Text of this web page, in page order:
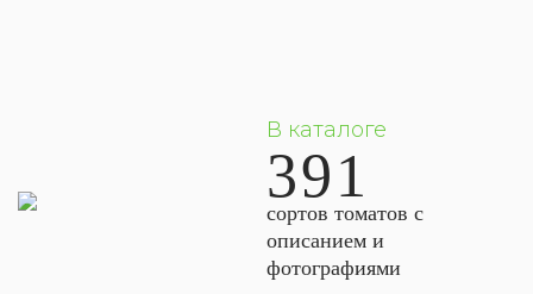
В каталоге
391
сортов томатов с
описанием и
фотографиями